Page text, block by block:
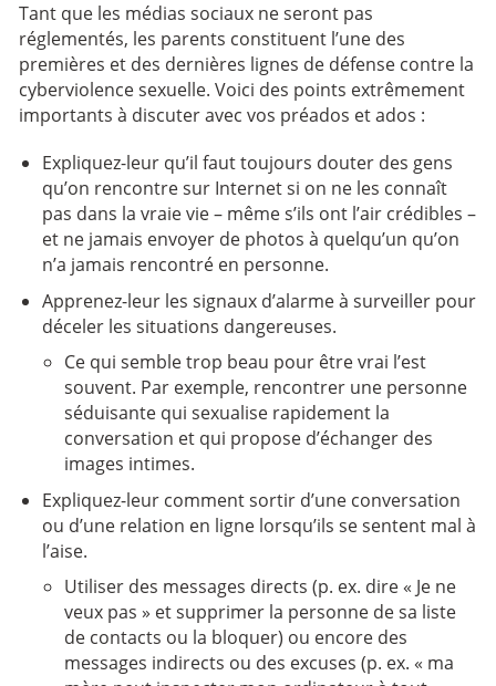
Tant que les médias sociaux ne seront pas
réglementés, les parents constituent l’une des
premières et des dernières lignes de défense contre la
cyberviolence sexuelle. Voici des points extrêmement
importants à discuter avec vos préados et ados :
Expliquez-leur qu’il faut toujours douter des gens
qu’on rencontre sur Internet si on ne les connaît
pas dans la vraie vie – même s’ils ont l’air crédibles –
et ne jamais envoyer de photos à quelqu’un qu’on
n’a jamais rencontré en personne.
Apprenez-leur les signaux d’alarme à surveiller pour
déceler les situations dangereuses.
Ce qui semble trop beau pour être vrai l’est
souvent. Par exemple, rencontrer une personne
séduisante qui sexualise rapidement la
conversation et qui propose d’échanger des
images intimes.
Expliquez-leur comment sortir d’une conversation
ou d’une relation en ligne lorsqu’ils se sentent mal à
l’aise.
Utiliser des messages directs (p. ex. dire « Je ne
veux pas » et supprimer la personne de sa liste
de contacts ou la bloquer) ou encore des
messages indirects ou des excuses (p. ex. « ma